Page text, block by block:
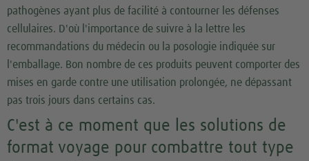
pathogènes ayant plus de facilité à contourner les défenses
cellulaires. D'où l'importance de suivre à la lettre les
recommandations du médecin ou la posologie indiquée sur
l'emballage. Bon nombre de ces produits peuvent comporter des
mises en garde contre une utilisation prolongée, ne dépassant
pas trois jours dans certains cas.
C'est à ce moment que les solutions de
format voyage pour combattre tout type